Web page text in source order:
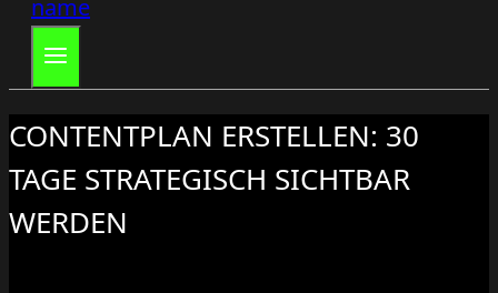
CONTENTPLAN ERSTELLEN: 30
TAGE STRATEGISCH SICHTBAR
WERDEN